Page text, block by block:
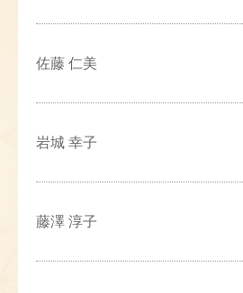
佐藤 仁美
岩城 幸子
藤澤 淳子